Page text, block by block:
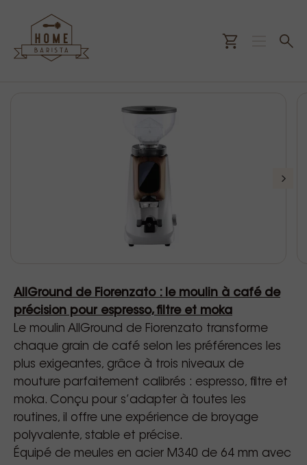
AllGround de Fiorenzato : le moulin à café de
précision pour espresso, filtre et moka
Le moulin AllGround de Fiorenzato transforme
chaque grain de café selon les préférences les
plus exigeantes, grâce à trois niveaux de
mouture parfaitement calibrés : espresso, filtre et
moka. Conçu pour s’adapter à toutes les
routines, il offre une expérience de broyage
polyvalente, stable et précise.
Équipé de meules en acier M340 de 64 mm avec